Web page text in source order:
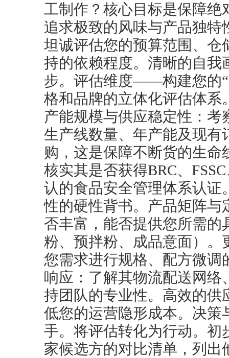
工制作？核心目标是保障
追求极致的风味与产品独
坦诚评估您的预算范围、
持的依赖程度。清晰的自我
步。评估维度——构建您的
格和品牌的立体化评估体
产能规模与供应稳定性：
生产线数量、年产能及现
购，这是保障不断货的生
核实其是否获得BRC、
认的食品安全管理体系认
性的硬性背书。产品矩阵
否丰富，能否提供您所需的
粉、预拌粉、成品意面）
您需求进行规格、配方微
响应：了解其物流配送网
持团队的专业性。高效的
低您的运营隐形成本。决
手。将评估转化为行动。初
家候选方的对比清单，列出